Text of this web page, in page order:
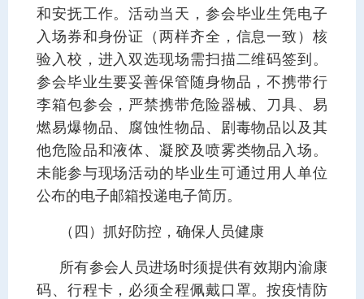
和安抚工作。活动当天，参会毕业生凭电子
入场券和身份证（两样齐全，信息一致）核
验入校，进入双选现场需扫描二维码签到。
参会毕业生要妥善保管随身物品，不携带行
李箱包参会，严禁携带危险器械、刀具、易
燃易爆物品、腐蚀性物品、剧毒物品以及其
他危险品和液体、凝胶及喷雾类物品入场。
未能参与现场活动的毕业生可通过用人单位
公布的电子邮箱投递电子简历。
（四）抓好防控，确保人员健康
所有参会人员进场时须提供有效期内渝康
码、行程卡，必须全程佩戴口罩。按疫情防